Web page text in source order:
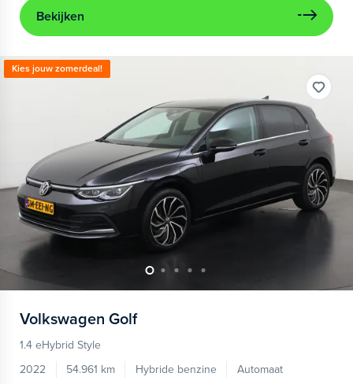
Bekijken
Kies jouw zomerdeal!
Volkswagen Golf
1.4 eHybrid Style
2022
54.961 km Hybride benzine
Automaat